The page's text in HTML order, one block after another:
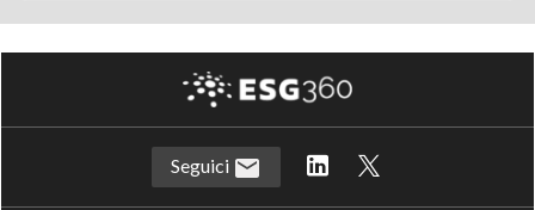
Seguici